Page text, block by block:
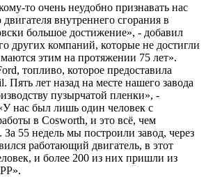
то очень неудобно признавать нас
внутреннего сгорания в
большое достижение», - добавил
других компаний, которые не достигли
этим на протяжении 75 лет».
топливо, которое предоставила
лет назад на месте нашего завода
пузырчатой пленки», -
нас был лишь один человек с
в Cosworth, и это всё, чем
За 55 недель мы построили завод, через
работающий двигатель, в этот
и более 200 из них пришли из